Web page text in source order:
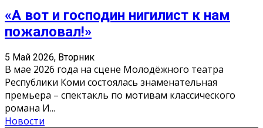
«А вот и господин нигилист к нам
пожаловал!»
5 Май 2026, Вторник
В мае 2026 года на сцене Молодёжного театра
Республики Коми состоялась знаменательная
премьера – спектакль по мотивам классического
романа И...
Новости